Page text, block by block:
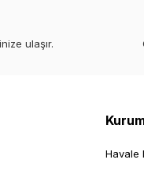
ulaşır.
Havale